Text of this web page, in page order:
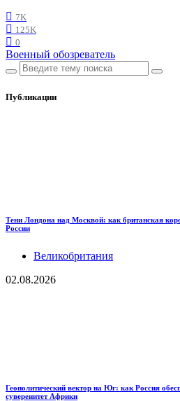
7K
125K
0
Военный обозреватель
Публикации
Тени Лондона над Москвой: как британская
России
Великобритания
02.08.2026
Геополитический вектор на Юг: как Россия
суверенитет Африки